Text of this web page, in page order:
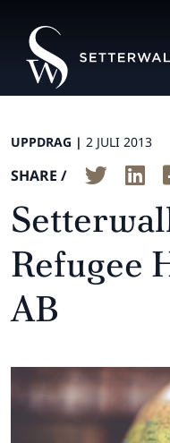
UPPDRAG | 2 JULI 2013
SHARE /
Refugee
AB